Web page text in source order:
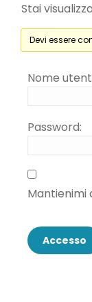
Stai
Devi essere
Nome
Password:
Mantienimi
Accesso